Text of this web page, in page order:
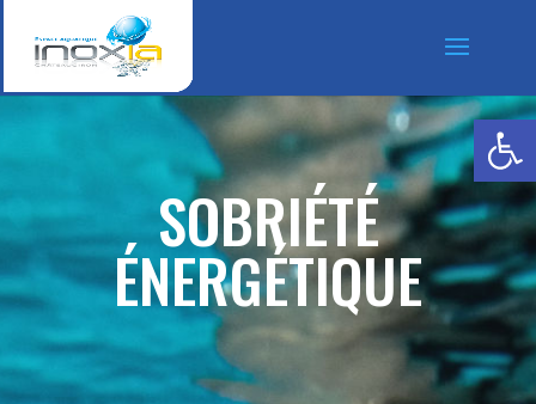
Ouvrir
SOBRIÉTÉ
ÉNERGÉTIQUE